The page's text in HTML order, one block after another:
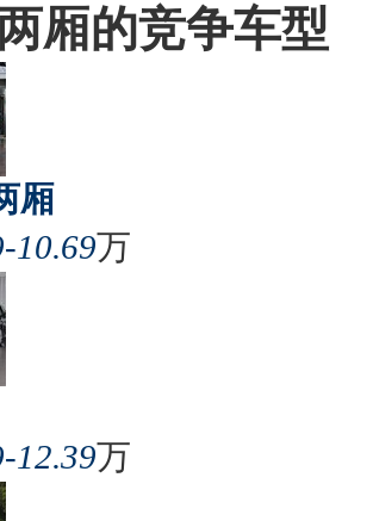
厢的竞争车型
厢
10.69万
12.39万